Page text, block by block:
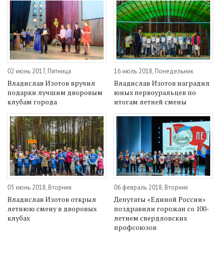
02 июнь 2017, Пятница
Владислав Изотов вручил
подарки лучшим дворовым
клубам города
16 июль 2018, Понедельник
Владислав Изотов наградил
юных первоуральцев по
итогам летней смены
05 июнь 2018, Вторник
Владислав Изотов открыл
летнюю смену в дворовых
клубах
06 февраль 2018, Вторник
Депутаты «Единой России»
поздравили горожан со 100-
летием свердловских
профсоюзов